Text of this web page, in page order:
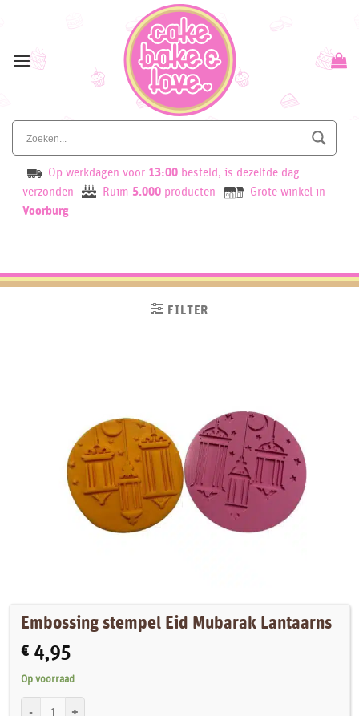
content
Op werkdagen voor 13:00 besteld, is dezelfde dag
verzonden
Ruim 5.000 producten
Grote winkel in
Voorburg
FILTER
Embossing stempel Eid Mubarak Lantaarns
€ 4,95
Op voorraad